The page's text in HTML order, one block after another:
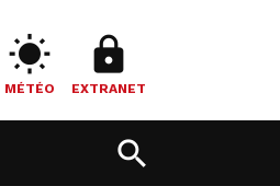
wb_sunny
MÉTÉO
lock
EXTRANET
search